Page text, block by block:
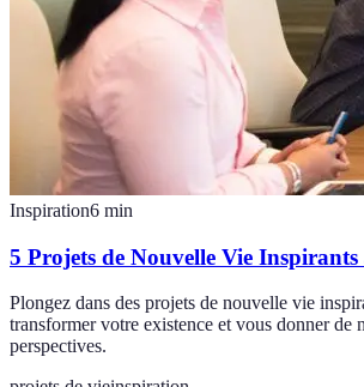
Inspiration6 min
5 Projets de Nouvelle Vie
Plongez dans des projets de nouvelle vie
transformer votre existence et vous donner de
perspectives.